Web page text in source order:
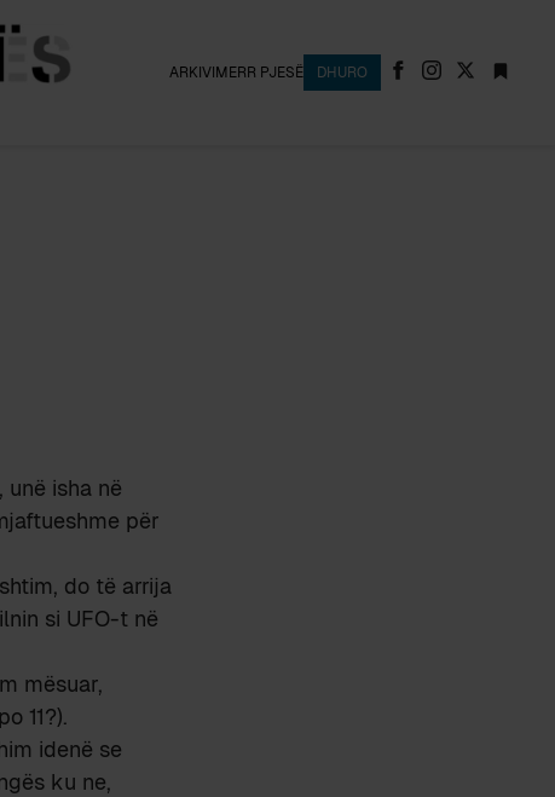
ARKIVIMERR PJESË DHURO
isha në
për
do të arrija
si UFO-t në
mësuar,
11?).
idenë se
ku ne,